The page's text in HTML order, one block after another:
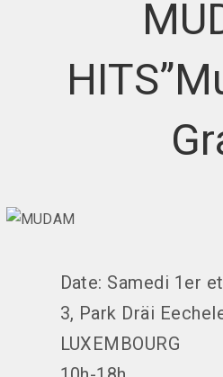
Date: Samedi 1er
3, Park Dräi
LUXEMBOURG